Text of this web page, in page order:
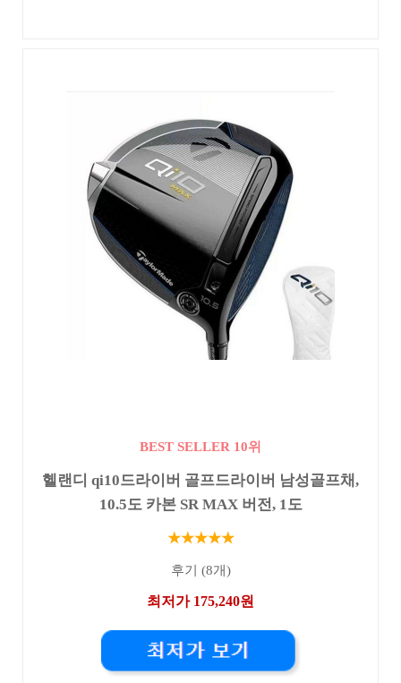
BEST SELLER 10위
헬랜디 qi10드라이버 골프드라이버 남성골프채,
10.5도 카본 SR MAX 버전, 1도
★★★★★
후기 (8개)
최저가 175,240원